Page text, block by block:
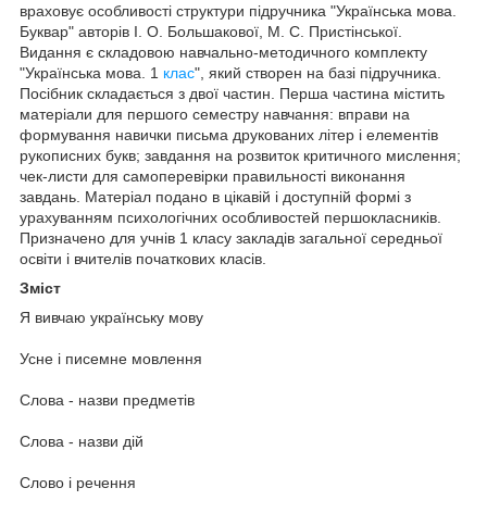
враховує особливості структури підручника "Українська мова.
Буквар" авторів І. О. Большакової, М. С. Пристінської.
Видання є складовою навчально-методичного комплекту
"Українська мова. 1 клас", який створен на базі підручника.
Посібник складається з двої частин. Перша частина містить
матеріали для першого семестру навчання: вправи на
формування навички письма друкованих літер і елементів
рукописних букв; завдання на розвиток критичного мислення;
чек-листи для самоперевірки правильності виконання
завдань. Матеріал подано в цікавій і доступній формі з
урахуванням психологічних особливостей першокласників.
Призначено для учнів 1 класу закладів загальної середньої
освіти і вчителів початкових класів.
Зміст
Я вивчаю українську мову
Усне і писемне мовлення
Слова - назви предметів
Слова - назви дій
Слово і речення